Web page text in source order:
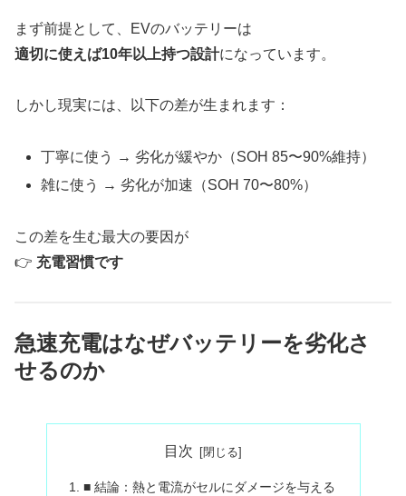
まず前提として、EVのバッテリーは
適切に使えば10年以上持つ設計になっています。
しかし現実には、以下の差が生まれます：
丁寧に使う → 劣化が緩やか（SOH 85〜90%維持）
雑に使う → 劣化が加速（SOH 70〜80%）
この差を生む最大の要因が
👉 充電習慣です
急速充電はなぜバッテリーを劣化さ
せるのか
目次
■ 結論：熱と電流がセルにダメージを与える